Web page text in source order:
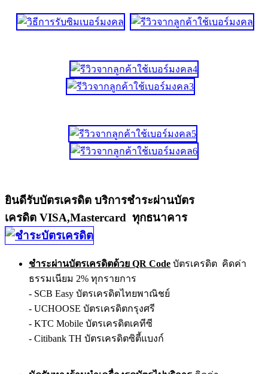
ยินดีรับบัตรเครดิต บริการชำระผ่านบัตร
เครดิต VISA,Mastercard ทุกธนาคาร
ชำระผ่านบัตรเครดิตด้วย QR Code บัตรเครดิต คิดค่า
ธรรมเนียม 2% ทุกรายการ
- SCB Easy บัตรเครดิตไทยพาณิชย์
- UCHOOSE บัตรเครดิตกรุงศรี
- KTC Mobile บัตรเครดิตเคทีซี
- Citibank TH บัตรเครดิตซิตี้แบงก์